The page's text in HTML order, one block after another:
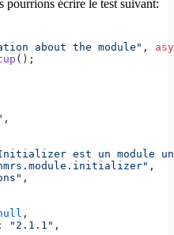
pourrions écrire le test suivant:
about the module" ,
();
,
est un module
,
,
,
"2.1.1" ,